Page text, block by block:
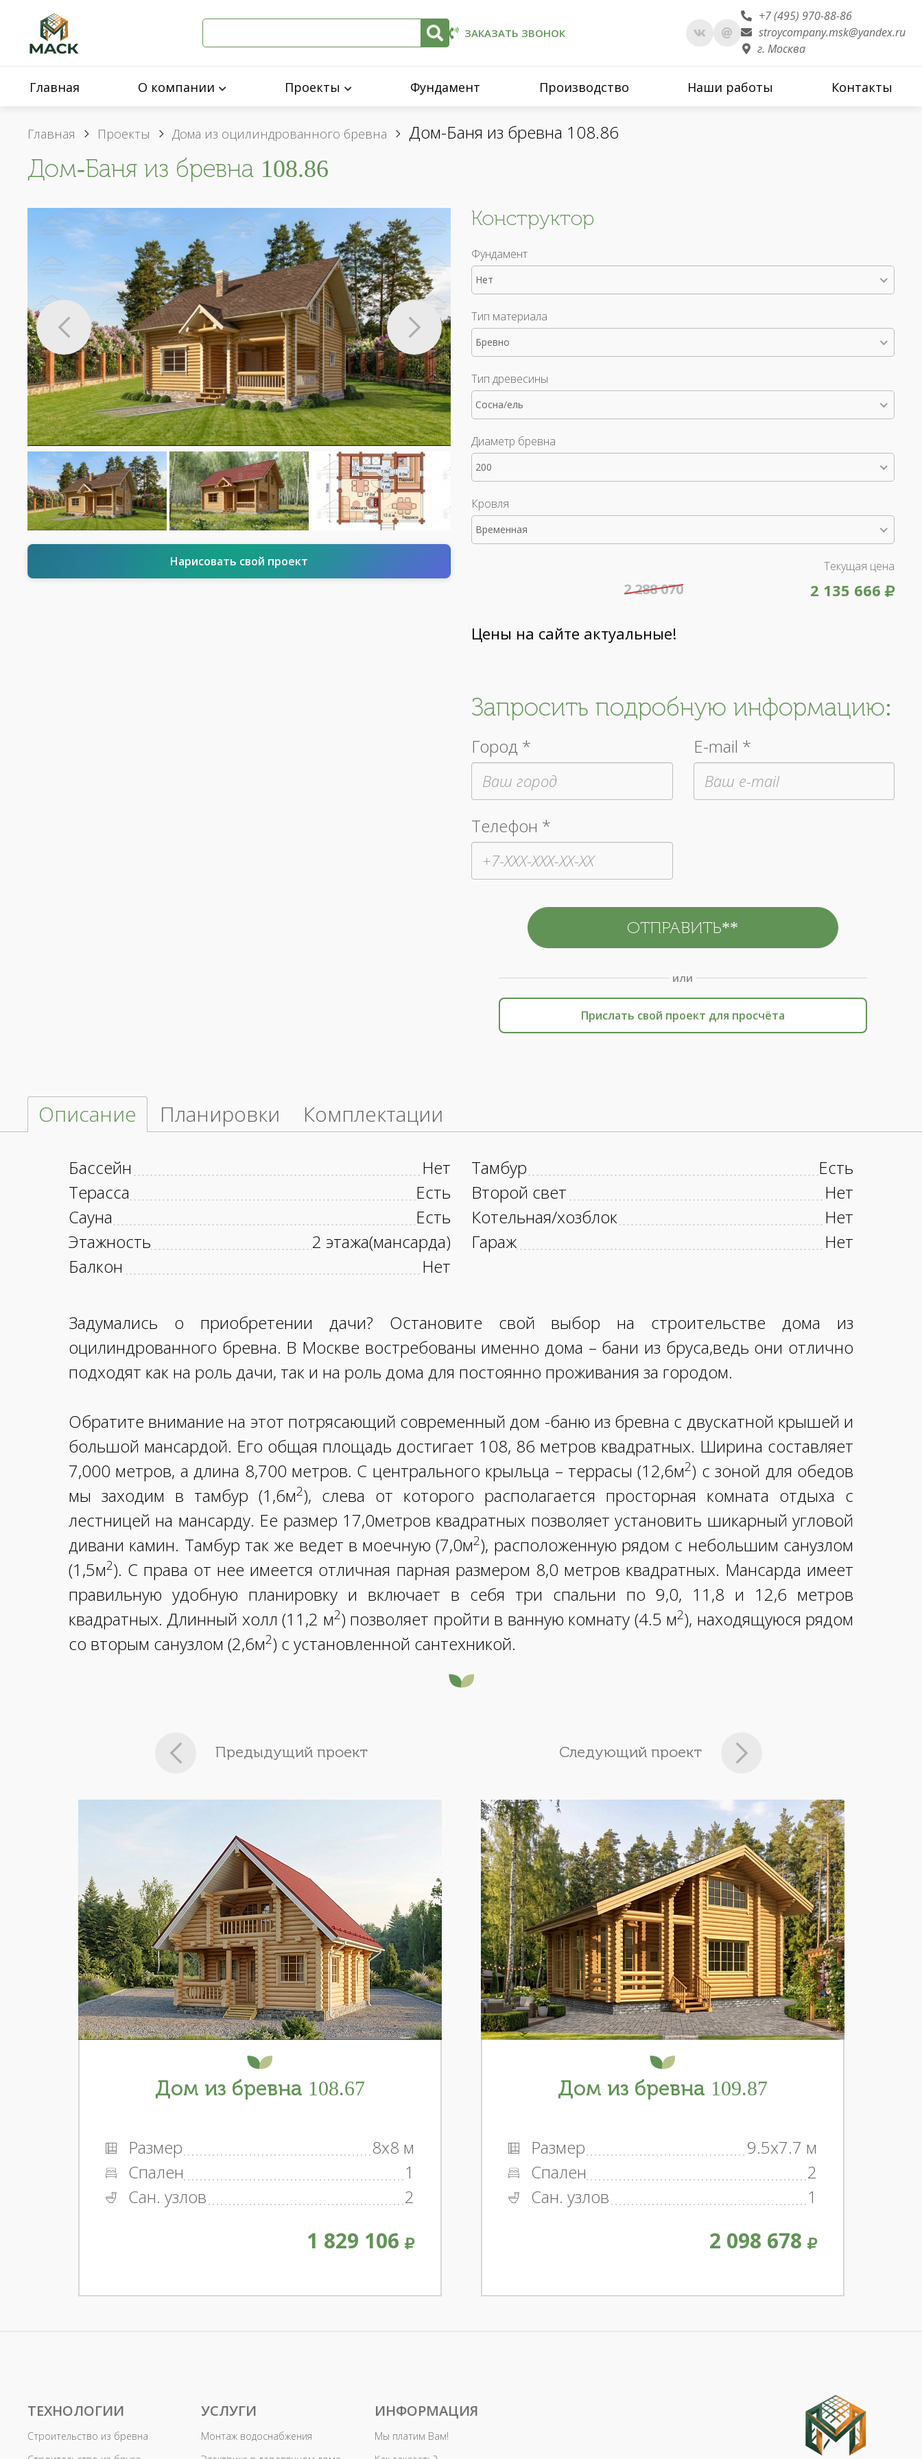
ЗАКАЗАТЬ ЗВОНОК
+7 (495) 970-88-86
stroycompany.msk@yandex.ru
г. Москва
Главная О компании Проекты Фундамент Производство Наши работы Контакты
Главная Проекты Дома из оцилиндрованного бревна Дом-Баня из бревна 108.86
Дом-Баня из бревна 108.86
Нарисовать свой проект
Конструктор
Фундамент
Нет
Тип материала
Бревно
Тип древесины
Сосна/ель
Диаметр бревна
200
Кровля
Временная
Текущая цена
2 135 666
2 288 070
Цены на сайте актуальные!
Запросить подробную информацию:
Город * E-mail *
Телефон *
или
Прислать свой проект для просчёта
Описание Планировки Комплектации
Бассейн
Нет
Терасса
Есть
Сауна
Есть
Этажность
2 этажа(мансарда)
Балкон
Нет
Тамбур
Есть
Второй свет
Нет
Котельная/хозблок
Нет
Гараж
Нет
Задумались о приобретении дачи? Остановите свой выбор на строительстве дома из
оцилиндрованного бревна. В Москве востребованы именно дома – бани из бруса,ведь они отлично
подходят как на роль дачи, так и на роль дома для постоянно проживания за городом.
Обратите внимание на этот потрясающий современный дом -баню из бревна с двускатной крышей и
большой мансардой. Его общая площадь достигает 108, 86 метров квадратных. Ширина составляет
7,000 метров, а длина 8,700 метров. С центрального крыльца – террасы (12,6м2) с зоной для обедов
мы заходим в тамбур (1,6м2), слева от которого располагается просторная комната отдыха с
лестницей на мансарду. Ее размер 17,0метров квадратных позволяет установить шикарный угловой
дивани камин. Тамбур так же ведет в моечную (7,0м2), расположенную рядом с небольшим санузлом
(1,5м2). С права от нее имеется отличная парная размером 8,0 метров квадратных. Мансарда имеет
правильную удобную планировку и включает в себя три спальни по 9,0, 11,8 и 12,6 метров
квадратных. Длинный холл (11,2 м2) позволяет пройти в ванную комнату (4.5 м2), находящуюся рядом
со вторым санузлом (2,6м2) с установленной сантехникой.
Предыдущий проект
Дом из бревна 108.67
Размер
8x8 м
Спален
1
Сан. узлов
2
1 829 106
Следующий проект
Дом из бревна 109.87
Размер
9.5x7.7 м
Спален
2
Сан. узлов
1
2 098 678
ТЕХНОЛОГИИ
Строительство из бревна
УСЛУГИ
Монтаж водоснабжения
ИНФОРМАЦИЯ
Мы платим Вам!